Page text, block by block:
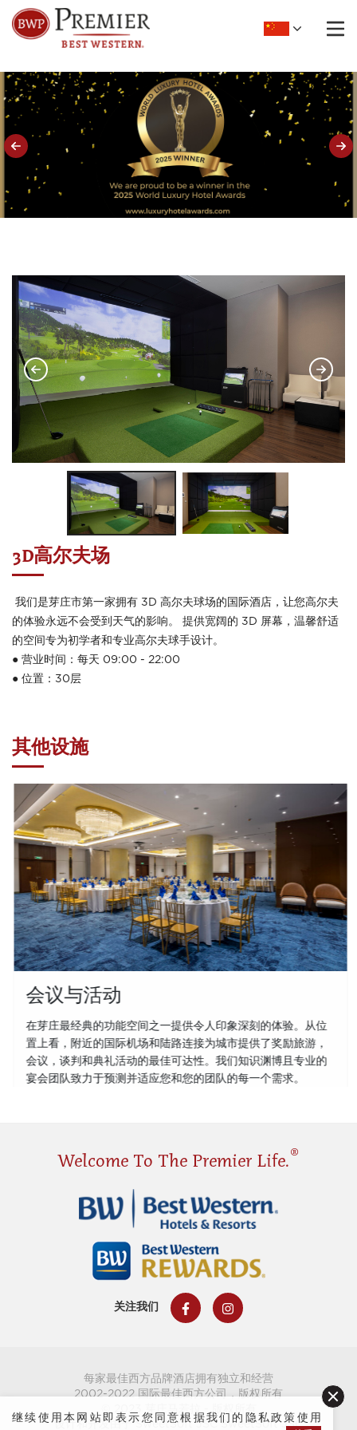
3D高尔夫场
我们是芽庄市第一家拥有 3D 高尔夫球场的国际酒店，让您高尔夫
的体验永远不会受到天气的影响。 提供宽阔的 3D 屏幕，温馨舒适
的空间专为初学者和专业高尔夫球手设计。
● 营业时间：每天 09:00 - 22:00
● 位置：30层
其他设施
会议与活动
在芽庄最经典的功能空间之一提供令人印象深刻的体验。从位
置上看，附近的国际机场和陆路连接为城市提供了奖励旅游，
会议，谈判和典礼活动的最佳可达性。我们知识渊博且专业的
宴会团队致力于预测并适应您和您的团队的每一个需求。
Welcome To The Premier Life.®
关注我们
每家最佳西方品牌酒店拥有独立和经营
2002-2022 国际最佳西方公司，版权所有
© 2023 芽庄马若拉 - 版权所有
设计和开发由于 SweetSoft JSC SweetSoft JSC
继续使用本网站即表示您同意根据我们的隐私政策使用